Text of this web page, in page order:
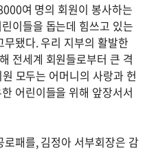
여 명의 회원이 봉사하는
이들을 돕는데 힘쓰고 있는
됐다. 우리 지부의 활발한
전세계 회원들로부터 큰 격
모두는 어머니의 사랑과 헌
어린이들을 위해 앞장서서
패를, 김정아 서부회장은 감